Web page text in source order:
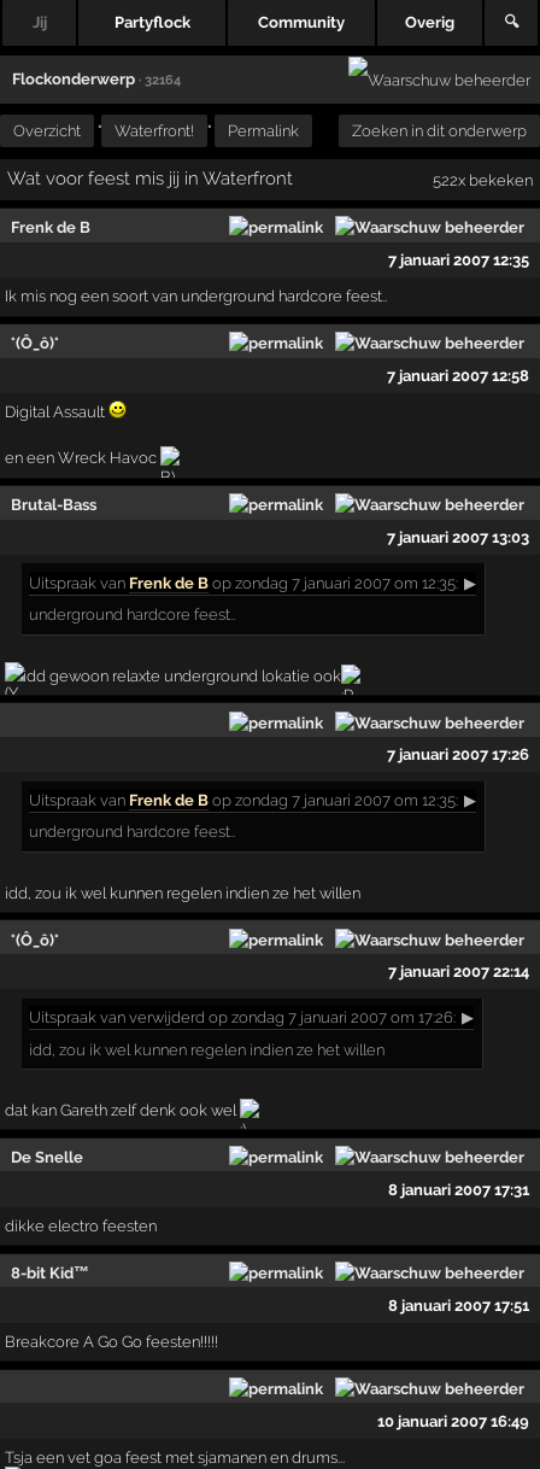
Jij Partyflock Community Overig 🔍
Flockonderwerp · 32164
Overzicht " Waterfront! " Permalink Zoeken in dit onderwerp
Wat voor feest mis jij in Waterfront 522x bekeken
Frenk de B
7 januari 2007 12:35
Ik mis nog een soort van underground hardcore feest..
°(Ô_ô)°
7 januari 2007 12:58
Digital Assault
en een Wreck Havoc
Brutal-Bass
7 januari 2007 13:03
Uitspraak van Frenk de B op zondag 7 januari 2007 om 12:35: ▶
underground hardcore feest..
idd gewoon relaxte underground lokatie ook
7 januari 2007 17:26
Uitspraak van Frenk de B op zondag 7 januari 2007 om 12:35: ▶
underground hardcore feest..
idd, zou ik wel kunnen regelen indien ze het willen
°(Ô_ô)°
7 januari 2007 22:14
Uitspraak van verwijderd op zondag 7 januari 2007 om 17:26: ▶
idd, zou ik wel kunnen regelen indien ze het willen
dat kan Gareth zelf denk ook wel
De Snelle
8 januari 2007 17:31
dikke electro feesten
8-bit Kid™
8 januari 2007 17:51
Breakcore A Go Go feesten!!!!!
10 januari 2007 16:49
Tsja een vet goa feest met sjamanen en drums...